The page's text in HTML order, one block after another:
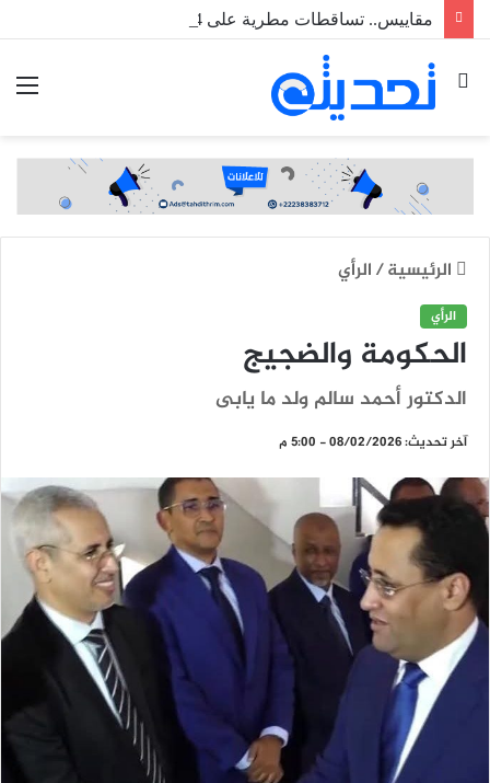
مقاييس.. تساقطات مطرية على 4 ولايات
بحث
عن
الرئيسية/الرأي
الرأي
الحكومة والضجيج
الدكتور أحمد سالم ولد ما يابى
آخر تحديث: 08/02/2026 - 5:00 م